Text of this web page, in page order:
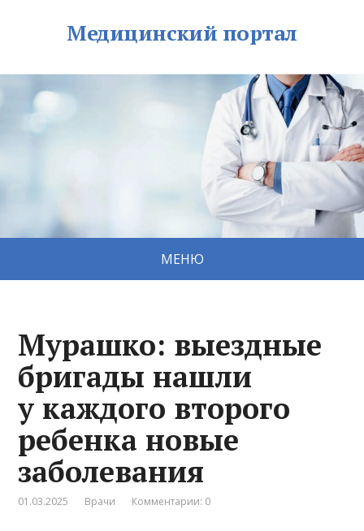
Медицинский портал
МЕНЮ
Мурашко: выездные
бригады нашли
у каждого второго
ребенка новые
заболевания
01.03.2025 Врачи Комментарии: 0